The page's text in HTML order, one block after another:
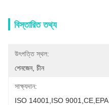
বিস্তারিত তথ্য
উৎপত্তি স্থল:
শেনজেন, চীন
সাক্ষ্যদান:
ISO 14001,ISO 9001,CE,EPA